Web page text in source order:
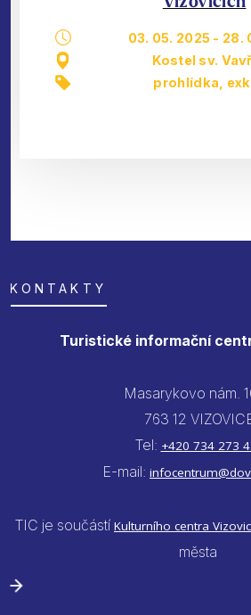
03. 05. 2025 - 28.
Kostel sv.
prohlídka,
KONTAKTY
Turistické informační
Masarykovo nám.
763 12
Tel: +420 734 273
E-mail:
TIC je součástí Kulturního centra
města